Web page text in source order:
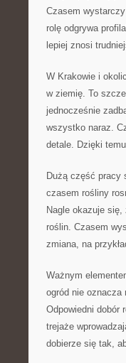
Czasem
rolę odgrywa
lepiej znosi
W Krakowie i
w ziemię. To
jednocześnie
wszystko naraz.
detale. Dzięki
Dużą część pracy
czasem rośliny
Nagle okazuje
roślin. Czasem
zmiana, na
Ważnym
ogród nie oznacza
Odpowiedni dobór
trejaże
dobierze się tak,